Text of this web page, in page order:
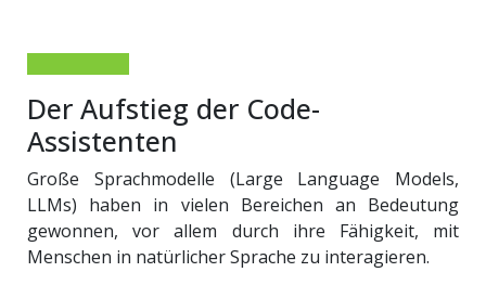
Der Aufstieg der Code-
Assistenten
Große Sprachmodelle (Large Language Models,
LLMs) haben in vielen Bereichen an Bedeutung
gewonnen, vor allem durch ihre Fähigkeit, mit
Menschen in natürlicher Sprache zu interagieren.